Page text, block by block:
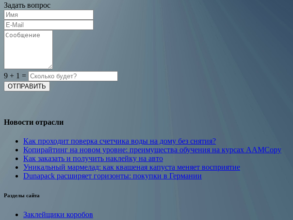
Задать вопрос
9 + 1 =
Новости отрасли
Как проходит поверка счетчика воды на дому без снятия?
Копирайтинг на новом уровне: преимущества обучения на курсах AAMCopy
Как заказать и получить наклейку на авто
Уникальный мармелад: как квашеная капуста меняет восприятие
Dunapack расширяет горизонты: покупки в Германии
Разделы сайта
Заклейщики коробов